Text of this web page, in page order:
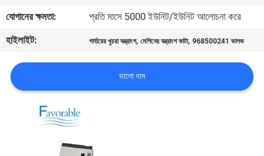
উদ্ধৃতির
জন্য
আবেদন
যোগানের ক্ষমতা:
প্রতি মাসে 5000 ইউনিট/ইউনিট আলোচনা করে
হাইলাইট:
গার্বারের খুচরা যন্ত্রাংশ,মেশিনের যন্ত্রাংশ কাটা, 968500241 ভালভ
ভালো দাম